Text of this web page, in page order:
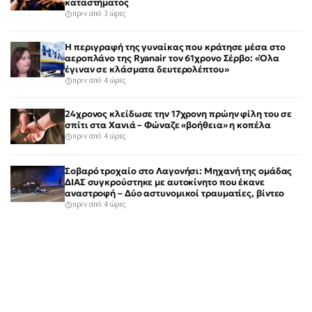
πριν από 3 ώρες
Η περιγραφή της γυναίκας που κράτησε μέσα στο
αεροπλάνο της Ryanair τον 61χρονο Σέρβο: «Όλα
έγιναν σε κλάσματα δευτερολέπτου»
πριν από 4 ώρες
24χρονος κλείδωσε την 17χρονη πρώην φίλη του σε
σπίτι στα Χανιά – Φώναζε «βοήθεια» η κοπέλα
πριν από 4 ώρες
Σοβαρό τροχαίο στο Λαγονήσι: Μηχανή της ομάδας
ΔΙΑΣ συγκρούστηκε με αυτοκίνητο που έκανε
αναστροφή – Δύο αστυνομικοί τραυματίες, βίντεο
πριν από 4 ώρες